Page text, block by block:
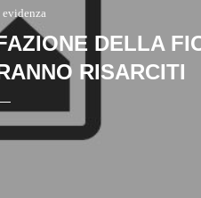
evidenza
DELLA
RISARCITI